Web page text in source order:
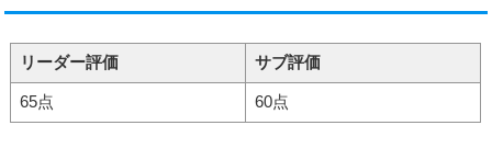
リーダー評価 サブ評価
65点 60点